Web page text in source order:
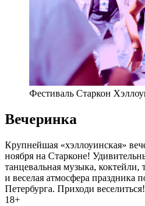
Фестиваль Старкон
Вечеринка
Крупнейшая «хэллоуинская»
ноября на Старконе!
танцевальная музыка,
и веселая атмосфера праздника
Петербурга. Приходи
18+